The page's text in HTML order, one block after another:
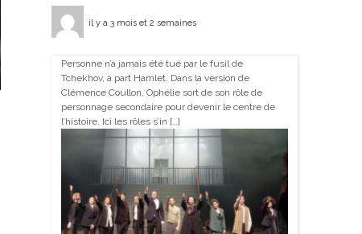
il y a 3 mois et 2 semaines
Personne n’a jamais été tué par le fusil de
Tchekhov, à part Hamlet. Dans la version de
Clémence Coullon, Ophélie sort de son rôle de
personnage secondaire pour devenir le centre de
l’histoire. Ici les rôles s’in […]